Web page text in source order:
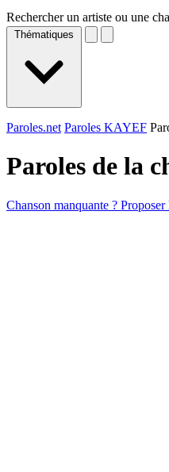
Rechercher un artiste ou une
Thématiques
Paroles.net Paroles KAYEF
Paroles de la
Chanson manquante ? Proposer